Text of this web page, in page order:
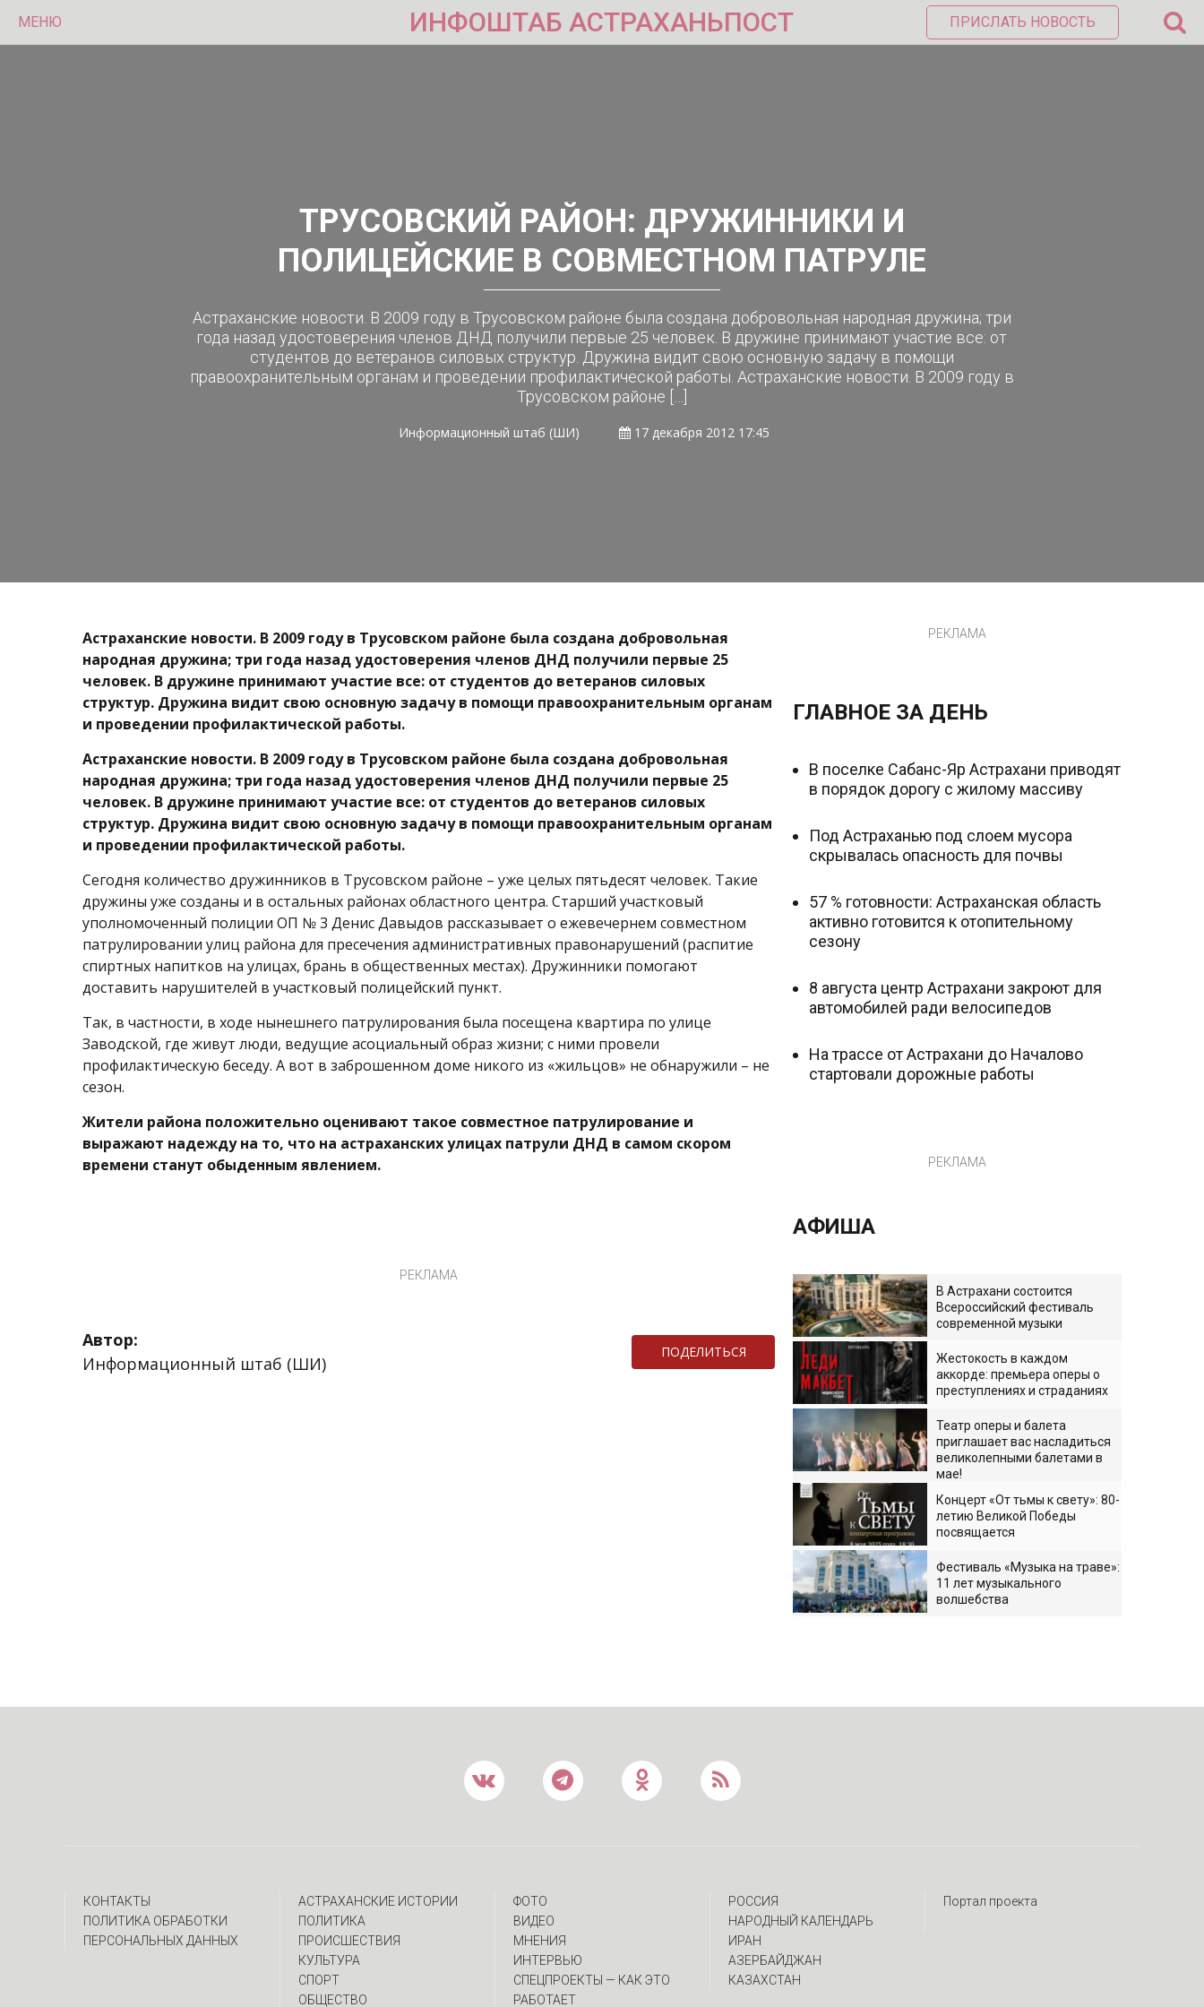
МЕНЮ ИНФОШТАБ АСТРАХАНЬПОСТ ПРИСЛАТЬ НОВОСТЬ
ТРУСОВCКИЙ РАЙОН: ДРУЖИННИКИ И
ПОЛИЦЕЙСКИЕ В СОВМЕСТНОМ ПАТРУЛЕ
Астраханские новости. В 2009 году в Трусовском районе была создана добровольная народная дружина; три
года назад удостоверения членов ДНД получили первые 25 человек. В дружине принимают участие все: от
студентов до ветеранов силовых структур. Дружина видит свою основную задачу в помощи
правоохранительным органам и проведении профилактической работы. Астраханские новости. В 2009 году в
Трусовском районе […]
Информационный штаб (ШИ) 17 декабря 2012 17:45
Астраханские новости. В 2009 году в Трусовском районе была создана добровольная
народная дружина; три года назад удостоверения членов ДНД получили первые 25
человек. В дружине принимают участие все: от студентов до ветеранов силовых
структур. Дружина видит свою основную задачу в помощи правоохранительным органам
и проведении профилактической работы.
Астраханские новости. В 2009 году в Трусовском районе была создана добровольная
народная дружина; три года назад удостоверения членов ДНД получили первые 25
человек. В дружине принимают участие все: от студентов до ветеранов силовых
структур. Дружина видит свою основную задачу в помощи правоохранительным органам
и проведении профилактической работы.
Сегодня количество дружинников в Трусовском районе – уже целых пятьдесят человек. Такие
дружины уже созданы и в остальных районах областного центра. Старший участковый
уполномоченный полиции ОП № 3 Денис Давыдов рассказывает о ежевечернем совместном
патрулировании улиц района для пресечения административных правонарушений (распитие
спиртных напитков на улицах, брань в общественных местах). Дружинники помогают
доставить нарушителей в участковый полицейский пункт.
Так, в частности, в ходе нынешнего патрулирования была посещена квартира по улице
Заводской, где живут люди, ведущие асоциальный образ жизни; с ними провели
профилактическую беседу. А вот в заброшенном доме никого из «жильцов» не обнаружили – не
сезон.
Жители района положительно оценивают такое совместное патрулирование и
выражают надежду на то, что на астраханских улицах патрули ДНД в самом скором
времени станут обыденным явлением.
РЕКЛАМА
Автор:
Информационный штаб (ШИ)
ПОДЕЛИТЬСЯ
РЕКЛАМА
ГЛАВНОЕ ЗА ДЕНЬ
В поселке Сабанс-Яр Астрахани приводят
в порядок дорогу с жилому массиву
Под Астраханью под слоем мусора
скрывалась опасность для почвы
57 % готовности: Астраханская область
активно готовится к отопительному
сезону
8 августа центр Астрахани закроют для
автомобилей ради велосипедов
На трассе от Астрахани до Началово
стартовали дорожные работы
РЕКЛАМА
АФИША
В Астрахани состоится
Всероссийский фестиваль
современной музыки
Жестокость в каждом
аккорде: премьера оперы о
преступлениях и страданиях
Театр оперы и балета
приглашает вас насладиться
великолепными балетами в
мае!
Концерт «От тьмы к свету»: 80-
летию Великой Победы
посвящается
Фестиваль «Музыка на траве»:
11 лет музыкального
волшебства
КОНТАКТЫ
ПОЛИТИКА ОБРАБОТКИ
ПЕРСОНАЛЬНЫХ ДАННЫХ
АСТРАХАНСКИЕ ИСТОРИИ
ПОЛИТИКА
ПРОИСШЕСТВИЯ
КУЛЬТУРА
СПОРТ
ОБЩЕСТВО
ФОТО
ВИДЕО
МНЕНИЯ
ИНТЕРВЬЮ
CПЕЦПРОЕКТЫ — КАК ЭТО
РАБОТАЕТ
РОССИЯ
НАРОДНЫЙ КАЛЕНДАРЬ
ИРАН
АЗЕРБАЙДЖАН
КАЗАХСТАН
Портал проекта